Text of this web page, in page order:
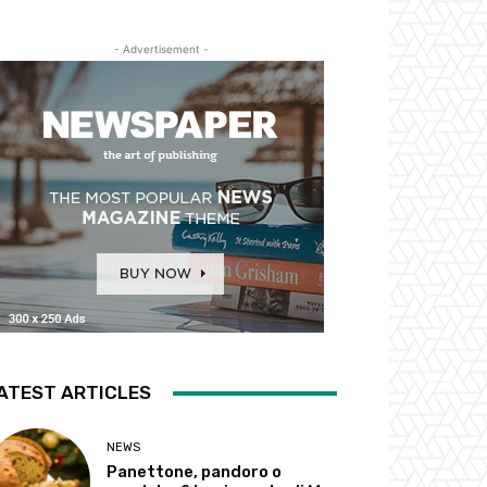
- Advertisement -
ARTICLES
NEWS
Panettone, pandoro o